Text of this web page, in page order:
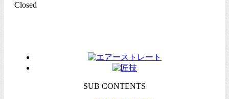
Closed
SUB CONTENTS